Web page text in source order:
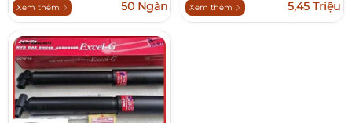
Xem thêm 50 Ngàn Xem thêm 5,45 Triệu